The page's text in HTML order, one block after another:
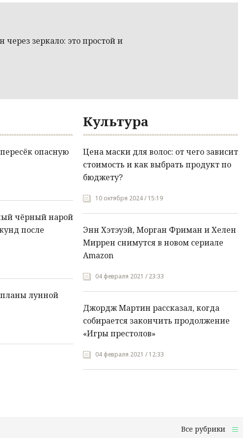
через зеркало: это простой и
опасную
чёрный нарой
после
планы лунной
Культура
Цена маски для волос: от чего зависит
стоимость и как выбрать продукт по
бюджету?
10 октября 2024 / 15:19
Энн Хэтэуэй, Морган Фриман и Хелен
Миррен снимутся в новом сериале
Amazon
04 февраля 2021 / 23:33
Джордж Мартин рассказал, когда
собирается закончить продолжение
«Игры престолов»
04 февраля 2021 / 12:33
Все рубрики